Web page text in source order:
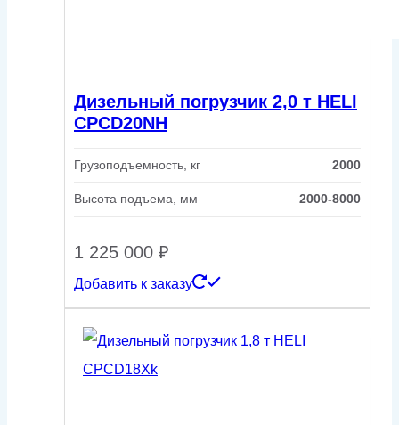
Дизельный погрузчик 2,0 т HELI
CPCD20NH
Грузоподъемность, кг 2000
Высота подъема, мм 2000-8000
1 225 000 ₽
Добавить к заказу